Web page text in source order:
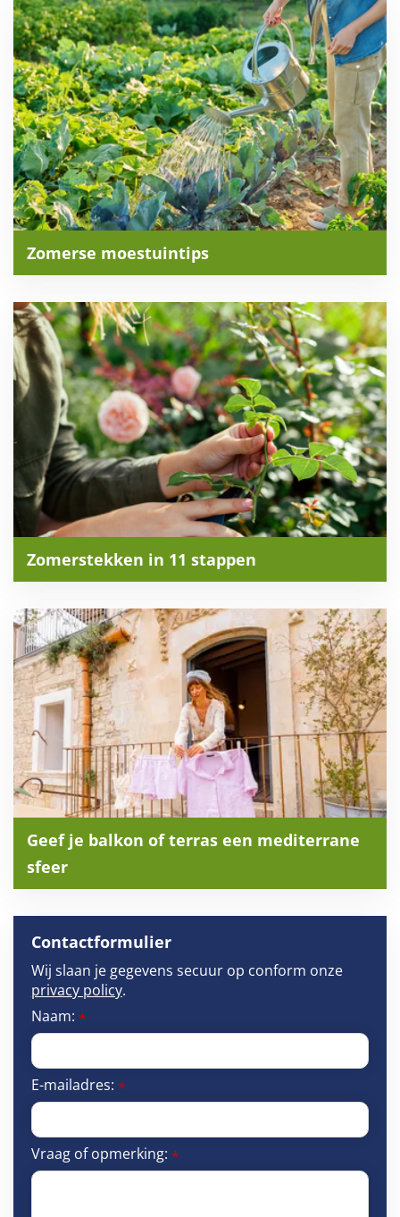
Zomerse moestuintips
Zomerstekken in 11 stappen
Geef je balkon of terras een mediterrane
sfeer
Contactformulier
Wij slaan je gegevens secuur op conform onze
privacy policy.
Naam: *
E-mailadres: *
Vraag of opmerking: *